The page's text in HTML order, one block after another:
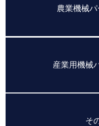
農業機械
産業用機械
そ